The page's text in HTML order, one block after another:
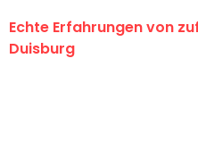
Echte Erfahrungen von
Duisburg